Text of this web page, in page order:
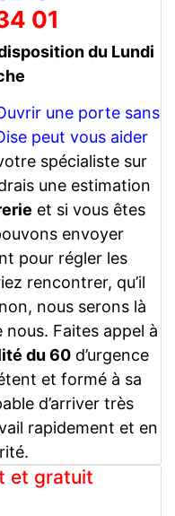
01
du Lundi
une porte sans
peut vous aider
spécialiste sur
une estimation
et si vous êtes
envoyer
pour régler les
rencontrer, qu’il
nous serons là
Faites appel à
du 60d’urgence
et formé à sa
d’arriver très
rapidement et en
et gratuit